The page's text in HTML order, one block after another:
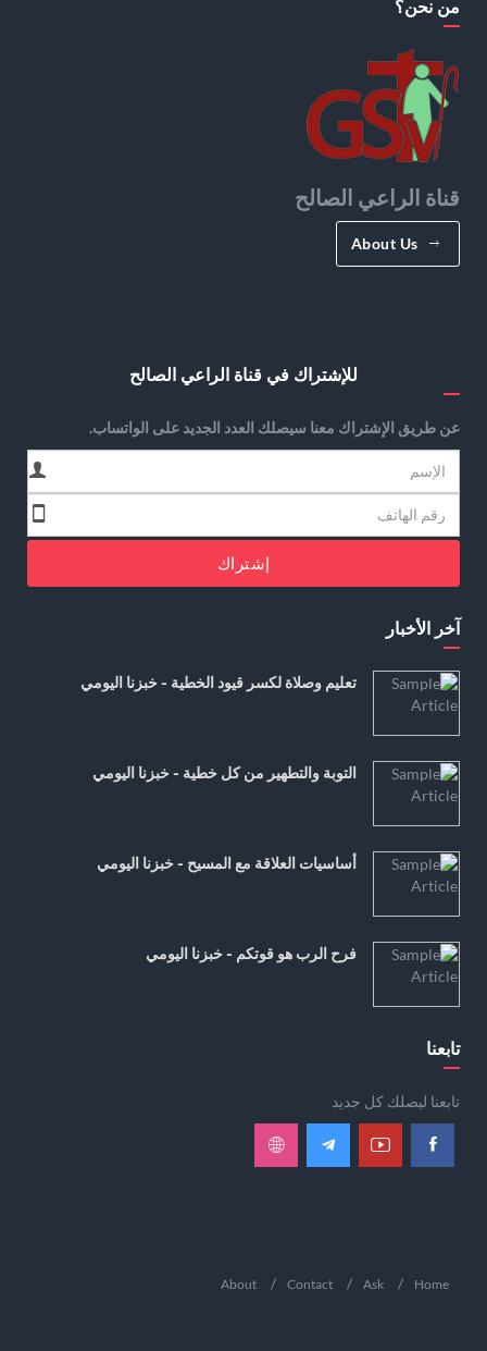
من نحن؟
قناة الراعي الصالح
About Us
للإشتراك في قناة الراعي الصالح
عن طريق الإشتراك معنا سيصلك العدد الجديد على الواتساب.
إشتراك
آخر الأخبار
تعليم وصلاة لكسر قيود الخطية - خبزنا اليومي
التوبة والتطهير من كل خطية - خبزنا اليومي
أساسيات العلاقة مع المسيح - خبزنا اليومي
فرح الرب هو قوتكم - خبزنا اليومي
تابعنا
تابعنا ليصلك كل جديد
Home
Ask
Contact
About